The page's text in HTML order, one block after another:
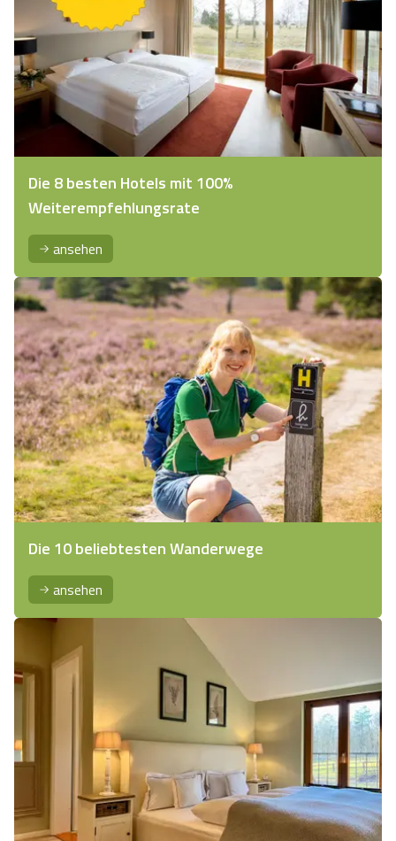
Die 8 besten Hotels mit 100%
Weiterempfehlungsrate
ansehen
Die 10 beliebtesten Wanderwege
ansehen